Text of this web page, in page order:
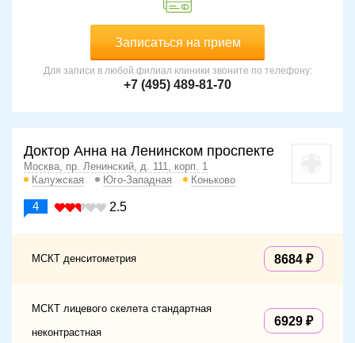
Записаться на прием
Для записи в любой филиал клиники звоните по телефону:
+7 (495) 489-81-70
Доктор Анна на Ленинском проспекте
Москва, пр. Ленинский, д. 111, корп. 1
Калужская
Юго-Западная Коньково
4 2.5
МСКТ денситометрия 8684
МСКТ лицевого скелета стандартная
неконтрастная
6929